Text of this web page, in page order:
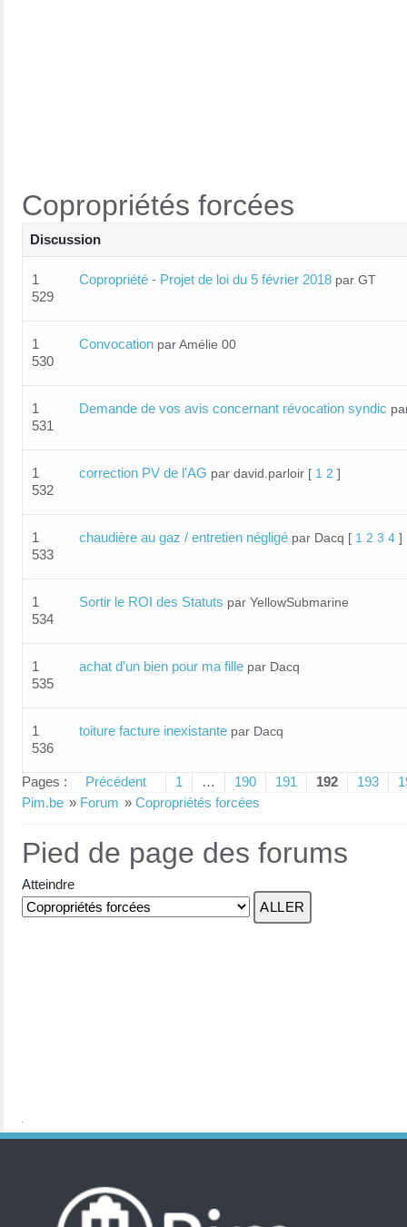
Copropriétés forcées
Discussion
1
529
Copropriété - Projet de loi du 5 février 2018 par GT
1
530
Convocation par Amélie 00
1
531
Demande de vos avis concernant révocation syndic
1
532
correction PV de l'AG par david.parloir [ 1 2 ]
1
533
chaudière au gaz / entretien négligé par Dacq [ 1 2 3 4 ]
1
534
Sortir le ROI des Statuts par YellowSubmarine
1
535
achat d'un bien pour ma fille par Dacq
1
536
toiture facture inexistante par Dacq
Pages : Précédent 1 … 190 191 192 193
Pim.be » Forum » Copropriétés forcées
Pied de page des forums
Atteindre